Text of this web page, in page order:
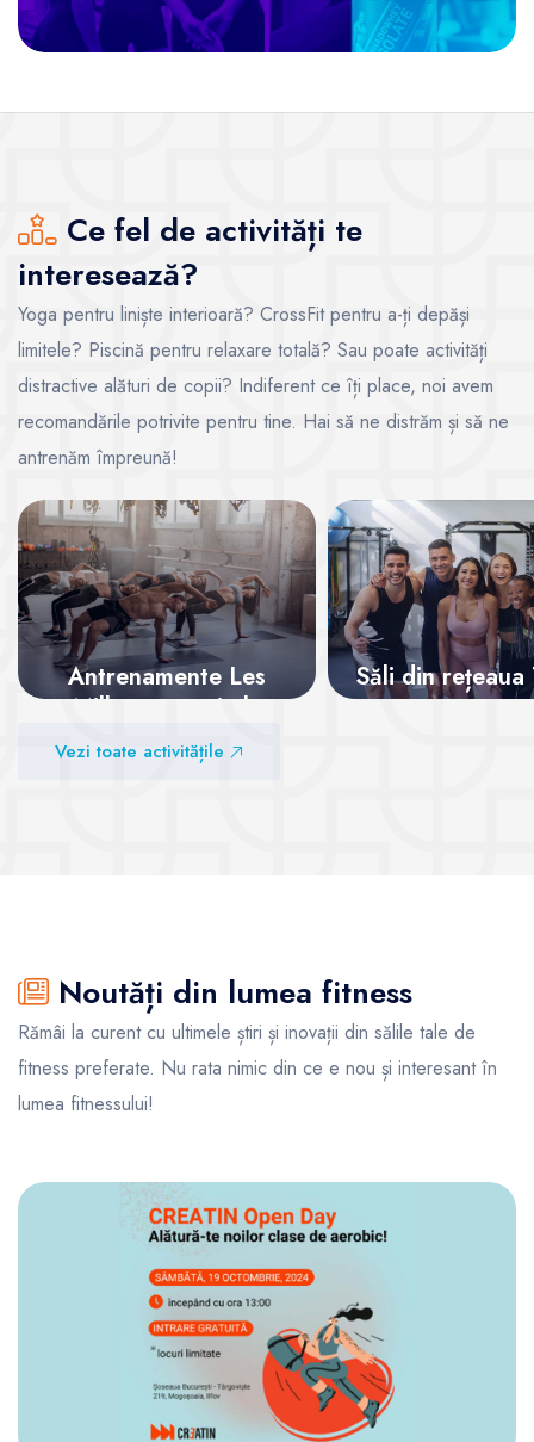
Ce fel de activități te
interesează?
Yoga pentru liniște interioară? CrossFit pentru a-ți depăși
limitele? Piscină pentru relaxare totală? Sau poate activități
distractive alături de copii? Indiferent ce îți place, noi avem
recomandările potrivite pentru tine. Hai să ne distrăm și să ne
antrenăm împreună!
Antrenamente Les
Mills – energie la
superlativ
Săli din rețeaua
Vezi toate activitățile
Noutăți din lumea fitness
Rămâi la curent cu ultimele știri și inovații din sălile tale de
fitness preferate. Nu rata nimic din ce e nou și interesant în
lumea fitnessului!